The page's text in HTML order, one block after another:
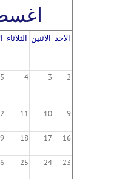
الاحد الاثنين الثلاثاء
2
3
4
5
9
10
11
16
17
18
23
24
25